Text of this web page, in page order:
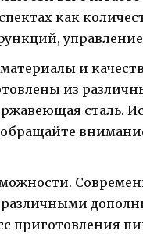
как
и
из
сталь.
различными
приготовления